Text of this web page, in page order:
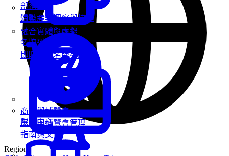
名牌列印
即時客製名牌列印
混合式活動
融合實體與虛擬
商展與博覽會
展覽與博覽會管理
部落格
活動產業洞察與技巧
幫助中心
指南與文件
Region